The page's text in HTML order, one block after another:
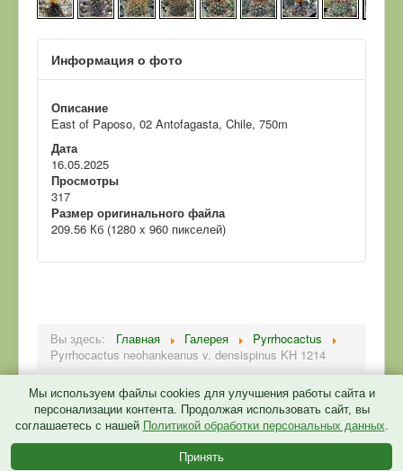
Мы используем файлы cookies для улучшения работы сайта и
персонализации контента. Продолжая использовать сайт, вы
соглашаетесь с нашей Политикой обработки персональных данных.
Принять
Информация о фото
Описание
East of Paposo, 02 Antofagasta, Chile, 750m
Дата
16.05.2025
Просмотры
317
Размер оригинального файла
209.56 Кб (1280 x 960 пикселей)
Вы здесь: Главная Галерея
Pyrrhocactus
Pyrrhocactus neohankeanus v. densispinus KH 1214
Политика конфиденциальности